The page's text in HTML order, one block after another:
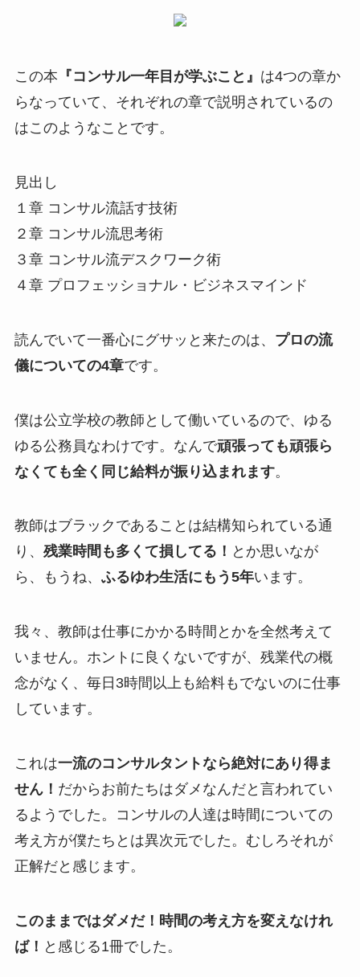
この本 『コンサル一年目が学ぶこと』 は4つの章か
らなっていて、それぞれの章で説明されているの
はこのようなことです。
見出し
１章 コンサル流話す技術
２章 コンサル流思考術
３章 コンサル流デスクワーク術
４章 プロフェッショナル・ビジネスマインド
読んでいて一番心にグサッと来たのは、 プロの流
儀についての4章です。
僕は公立学校の教師として働いているので、 ゆる
ゆる公務員なわけです。なんで頑張っても頑張ら
なくても全く同じ給料が振り込まれます。
教師はブラックであることは結構知られている通
り、 残業時間も多くて損してる！ とか思いなが
ら、もうね、 ふるゆわ生活にもう5年います。
我々、 教師は仕事にかかる時間とかを全然考えて
いません。ホントに良くないですが、残業代の概
念がなく、毎日3時間以上も給料もでないのに仕事
しています。
これは一流のコンサルタントなら絶対にあり得ま
せん！ だからお前たちはダメなんだと言われてい
るようでした。コンサルの人達は時間についての
考え方が僕たちとは異次元でした。むしろそれが
正解だと感じます。
このままではダメだ！時間の考え方を変えなけれ
ば！ と感じる1冊でした。